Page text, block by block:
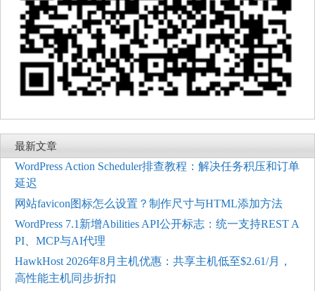
最新文章
WordPress Action Scheduler排查教程：解决任务积压和订单
延迟
网站favicon图标怎么设置？制作尺寸与HTML添加方法
WordPress 7.1新增Abilities API公开标志：统一支持REST A
PI、MCP与AI代理
HawkHost 2026年8月主机优惠：共享主机低至$2.61/月，
高性能主机同步折扣